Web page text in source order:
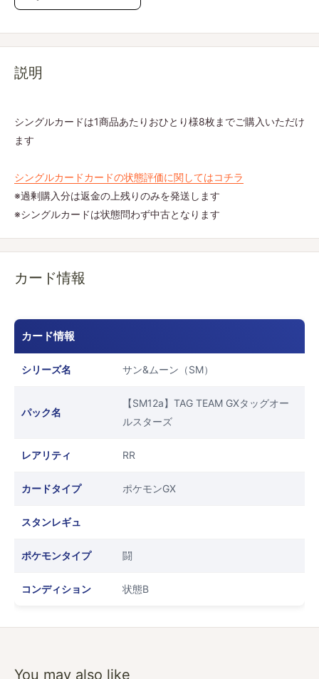
説明
シングルカードは1商品あたりおひとり様8枚までご購入いただけ
ます
シングルカードカードの状態評価に関してはコチラ
※過剰購入分は返金の上残りのみを発送します
※シングルカードは状態問わず中古となります
カード情報
カード情報
シリーズ名 サン&ムーン（SM）
パック名
【SM12a】TAG TEAM GXタッグオー
ルスターズ
レアリティ RR
カードタイプ ポケモンGX
スタンレギュ
ポケモンタイプ 闘
コンディション 状態B
You may also like